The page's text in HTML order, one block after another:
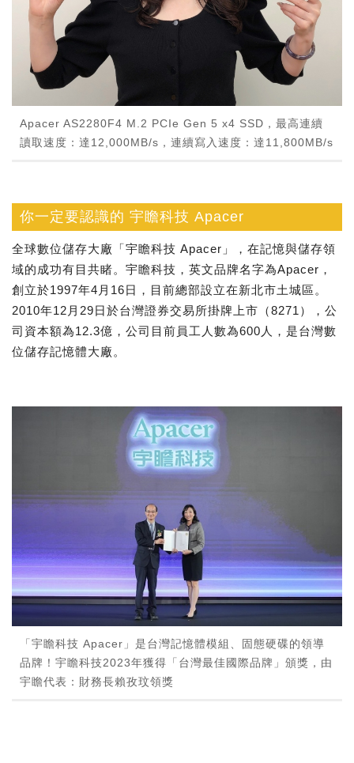
Apacer AS2280F4 M.2 PCIe Gen 5 x4 SSD，最高連續
讀取速度：達12,000MB/s，連續寫入速度：達11,800MB/s
你一定要認識的 宇瞻科技 Apacer
全球數位儲存大廠「宇瞻科技 Apacer」，在記憶與儲存領
域的成功有目共睹。宇瞻科技，英文品牌名字為Apacer，
創立於1997年4月16日，目前總部設立在新北市土城區。
2010年12月29日於台灣證券交易所掛牌上市（8271），公
司資本額為12.3億，公司目前員工人數為600人，是台灣數
位儲存記憶體大廠。
「宇瞻科技 Apacer」是台灣記憶體模組、固態硬碟的領導
品牌！宇瞻科技2023年獲得「台灣最佳國際品牌」頒獎，由
宇瞻代表：財務長賴孜玟領獎